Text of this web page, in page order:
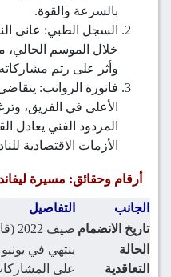
بالسرعة والقوة.
السجل الطبي: عانى
خلال الموسم الحالي،
وأثر على رتم
فاتورة الرواتب:
الأعلى في الفريق،
المردود الفني يعادل
الأزمات الاقتصادية
أرقام وحقائق: مسيرة
الجانب
التفاصيل
تاريخ الانضمام صيف 2022 (قادماً من بايرن ميونيخ)
الحالة
التعاقدية
على